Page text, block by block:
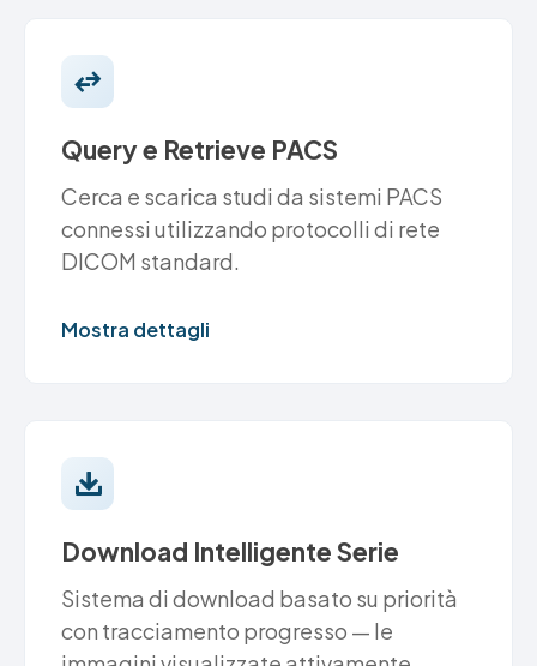
Query e Retrieve PACS
Cerca e scarica studi da sistemi PACS
connessi utilizzando protocolli di rete
DICOM standard.
Mostra dettagli
Download Intelligente Serie
Sistema di download basato su priorità
con tracciamento progresso — le